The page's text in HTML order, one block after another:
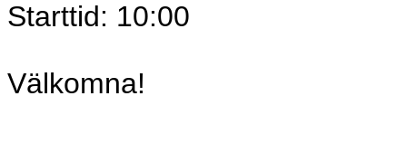
Starttid: 10:00
Välkomna!